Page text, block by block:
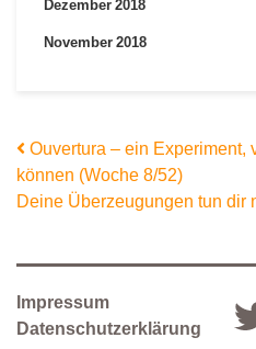
Dezember 2018
November 2018
Beitrags-Navigation
Ouvertura – ein Experiment,
können (Woche 8/52)
Deine Überzeugungen tun dir
Impressum
Datenschutzerklärung